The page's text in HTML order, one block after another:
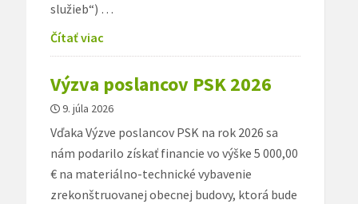
služieb“) …
Čítať viac
Výzva poslancov PSK 2026
9. júla 2026
Vďaka Výzve poslancov PSK na rok 2026 sa
nám podarilo získať financie vo výške 5 000,00
€ na materiálno-technické vybavenie
zrekonštruovanej obecnej budovy, ktorá bude